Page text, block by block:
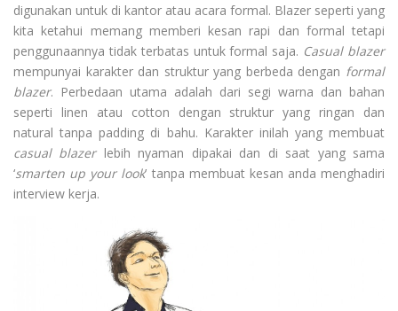
digunakan untuk di kantor atau acara formal. Blazer seperti yang
kita ketahui memang memberi kesan rapi dan formal tetapi
penggunaannya tidak terbatas untuk formal saja. Casual blazer
mempunyai karakter dan struktur yang berbeda dengan formal
blazer. Perbedaan utama adalah dari segi warna dan bahan
seperti linen atau cotton dengan struktur yang ringan dan
natural tanpa padding di bahu. Karakter inilah yang membuat
casual blazerlebih nyaman dipakai dan di saat yang sama
‘smarten up your look’ tanpa membuat kesan anda menghadiri
interview kerja.